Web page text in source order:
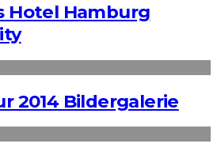
Hotel Hamburg
2014 Bildergalerie